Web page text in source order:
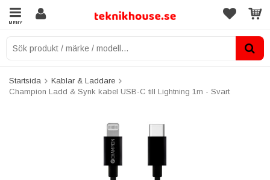
MENY
Startsida
Kablar & Laddare
Champion Ladd & Synk kabel USB-C till Lightning 1m - Svart